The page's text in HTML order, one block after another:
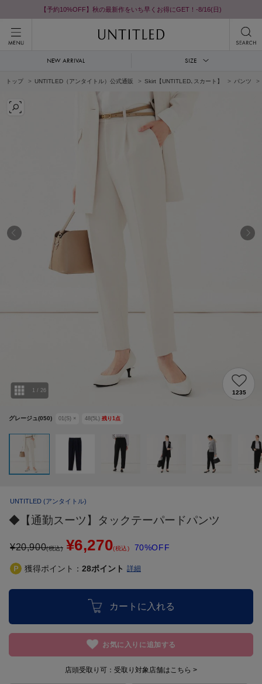
【予約10%OFF】秋の最新作をいち早くお得にGET！-8/16(日)
NEW ARRIVAL SIZE
トップ UNTITLED（アンタイトル）公式通販 Skirt【UNTITLED､スカート】 パンツ
グレージュ(050) 01(S) × 48(5L) 残り 1点
1 / 26 1235
UNTITLED (アンタイトル)
◆【通勤スーツ】タックテーパードパンツ
¥20,900(税込) ¥6,270(税込) 70%OFF
獲得ポイント： 28ポイント 詳細
カートに入れる
お気に入りに追加する
店頭受取り可： 受取り対象店舗はこちら >